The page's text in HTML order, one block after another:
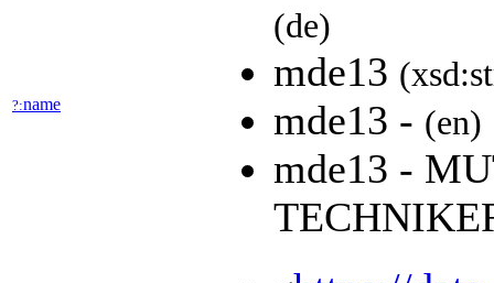
?:name
(de)
mde13
mde13 - (en)
mde13 -